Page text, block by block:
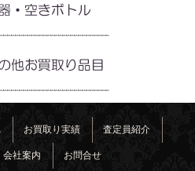
お買取り実績 査定員紹介
会社案内 お問合せ